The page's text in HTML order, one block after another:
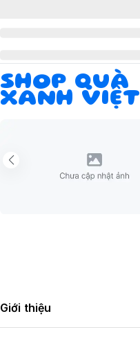
SHOP QUÀ
XANH VIỆT
Giới thiệu